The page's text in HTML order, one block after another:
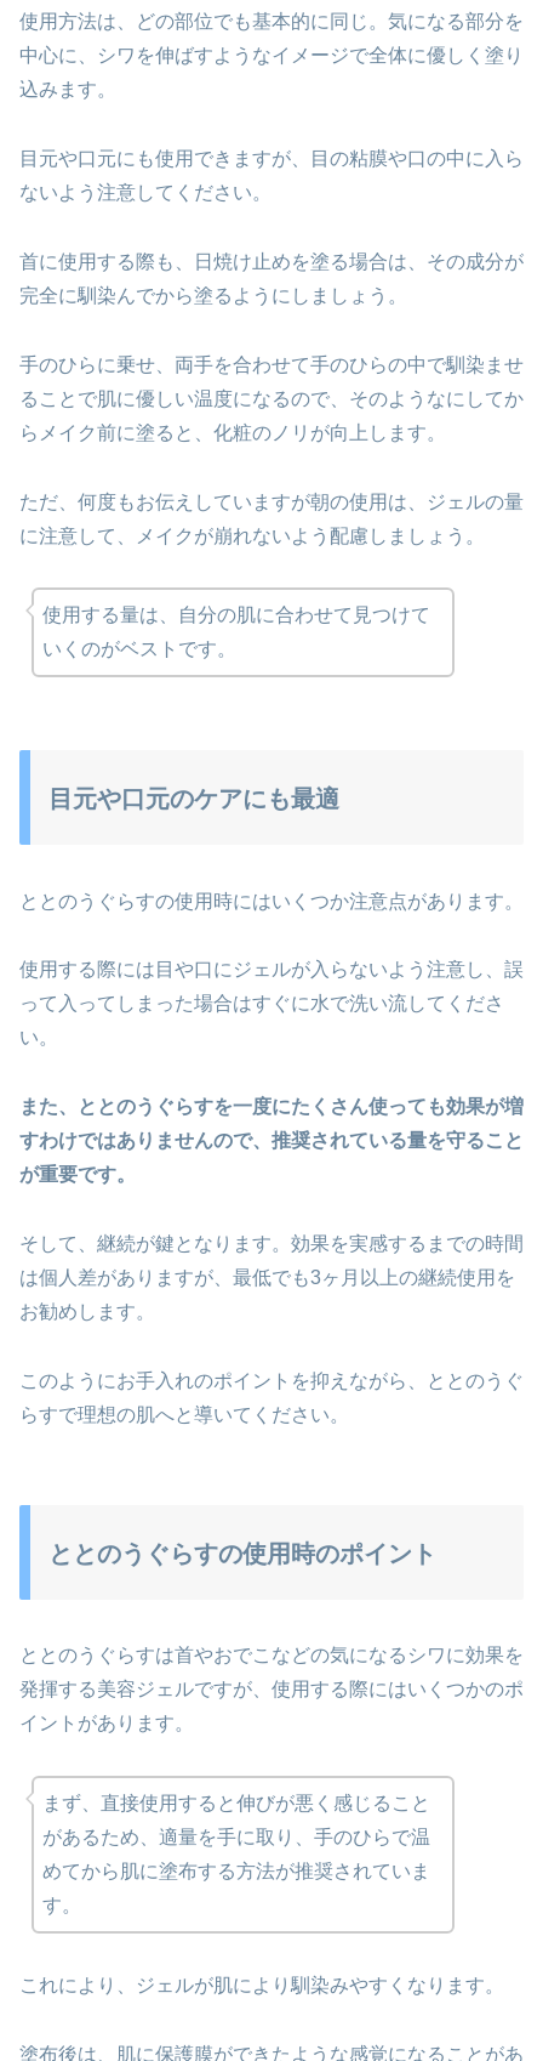
使用方法は、どの部位でも基本的に同じ。気になる部分を
中心に、シワを伸ばすようなイメージで全体に優しく塗り
込みます。
目元や口元にも使用できますが、目の粘膜や口の中に入ら
ないよう注意してください。
首に使用する際も、日焼け止めを塗る場合は、その成分が
完全に馴染んでから塗るようにしましょう。
手のひらに乗せ、両手を合わせて手のひらの中で馴染ませ
ることで肌に優しい温度になるので、そのようなにしてか
らメイク前に塗ると、化粧のノリが向上します。
ただ、何度もお伝えしていますが朝の使用は、ジェルの量
に注意して、メイクが崩れないよう配慮しましょう。
使用する量は、自分の肌に合わせて見つけて
いくのがベストです。
目元や口元のケアにも最適
ととのうぐらすの使用時にはいくつか注意点があります。
使用する際には目や口にジェルが入らないよう注意し、誤
って入ってしまった場合はすぐに水で洗い流してくださ
い。
また、ととのうぐらすを一度にたくさん使っても効果が増
すわけではありませんので、推奨されている量を守ること
が重要です。
そして、継続が鍵となります。効果を実感するまでの時間
は個人差がありますが、最低でも3ヶ月以上の継続使用を
お勧めします。
このようにお手入れのポイントを抑えながら、ととのうぐ
らすで理想の肌へと導いてください。
ととのうぐらすの使用時のポイント
ととのうぐらすは首やおでこなどの気になるシワに効果を
発揮する美容ジェルですが、使用する際にはいくつかのポ
イントがあります。
まず、直接使用すると伸びが悪く感じること
があるため、適量を手に取り、手のひらで温
めてから肌に塗布する方法が推奨されていま
す。
これにより、ジェルが肌により馴染みやすくなります。
塗布後は、肌に保護膜ができたような感覚になることがあ